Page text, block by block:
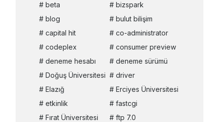
beta
bizspark
blog
bulut bilişim
capital hit
co-administrator
codeplex
consumer preview
deneme hesabı
deneme sürümü
Doğuş Üniversitesi
driver
Elazığ
Erciyes Üniversitesi
etkinlik
fastcgi
Fırat Üniversitesi
ftp 7.0